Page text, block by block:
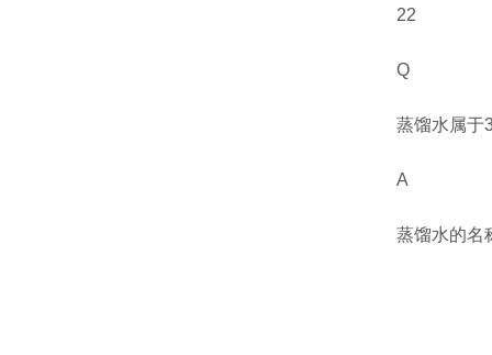
22
Q
蒸馏水属于
A
蒸馏水的名